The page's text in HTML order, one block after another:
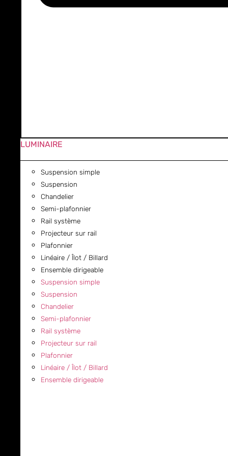
LUMINAIRE
Suspension simple
Suspension
Chandelier
Semi-plafonnier
Rail système
Projecteur sur rail
Plafonnier
Linéaire / Îlot / Billard
Ensemble dirigeable
Suspension simple
Suspension
Chandelier
Semi-plafonnier
Rail système
Projecteur sur rail
Plafonnier
Linéaire / Îlot / Billard
Ensemble dirigeable